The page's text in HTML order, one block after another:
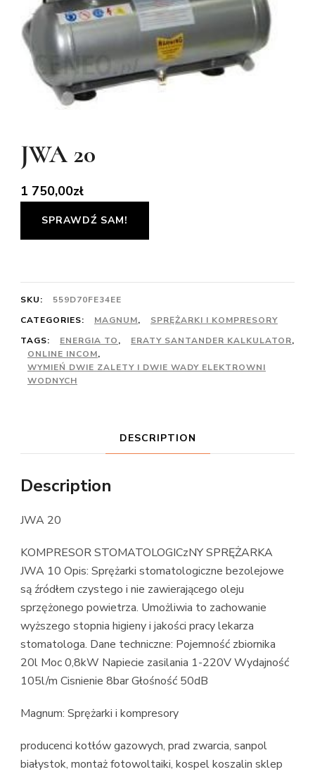
JWA 20
1 750,00zł
SPRAWDŹ SAM!
SKU:
559D70FE34EE
CATEGORIES:
MAGNUM,
SPRĘŻARKI I KOMPRESORY
TAGS:
ENERGIA TO, ERATY SANTANDER KALKULATOR,
ONLINE INCOM,
WYMIEŃ DWIE ZALETY I DWIE WADY ELEKTROWNI
WODNYCH
DESCRIPTION
Description
JWA 20
KOMPRESOR STOMATOLOGICzNY SPRĘŻARKA
JWA 10 Opis: Sprężarki stomatologiczne bezolejowe
są źródłem czystego i nie zawierającego oleju
sprzężonego powietrza. Umożliwia to zachowanie
wyższego stopnia higieny i jakości pracy lekarza
stomatologa. Dane techniczne: Pojemność zbiornika
20l Moc 0,8kW Napiecie zasilania 1-220V Wydajność
105l/m Cisnienie 8bar Głośność 50dB
Magnum: Sprężarki i kompresory
producenci kotłów gazowych, prad zwarcia, sanpol
białystok, montaż fotowoltaiki, kospel koszalin sklep